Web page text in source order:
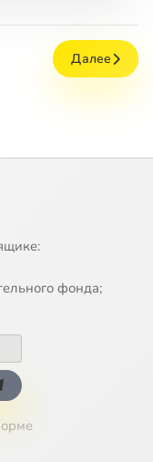
Далее
фонда;